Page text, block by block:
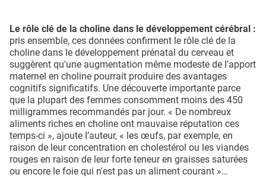
Le rôle clé de la choline dans le développement cérébral :
pris ensemble, ces données confirment le rôle clé de la
choline dans le développement prénatal du cerveau et
suggèrent qu'une augmentation même modeste de l'apport
maternel en choline pourrait produire des avantages
cognitifs significatifs. Une découverte importante parce
que la plupart des femmes consomment moins des 450
milligrammes recommandés par jour. « De nombreux
aliments riches en choline ont mauvaise réputation ces
temps-ci », ajoute l’auteur, « les œufs, par exemple, en
raison de leur concentration en cholestérol ou les viandes
rouges en raison de leur forte teneur en graisses saturées
ou encore le foie qui n'est pas un aliment courant »…